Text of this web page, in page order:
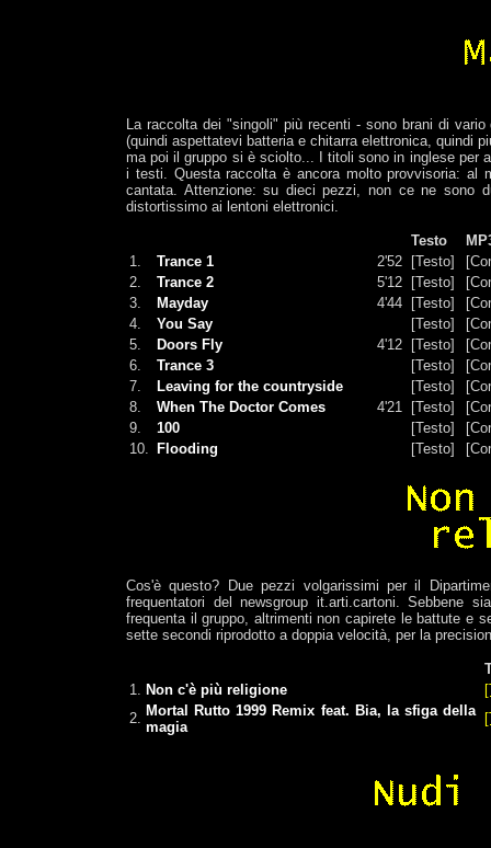
La raccolta dei "singoli" più recenti - sono brani di
(quindi aspettatevi batteria e chitarra elettronica, quindi
ma poi il gruppo si è sciolto... I titoli sono in inglese per
i testi. Questa raccolta è ancora molto provvisoria: al
cantata. Attenzione: su dieci pezzi, non ce ne sono
distortissimo ai lentoni elettronici.
Testo
1.
Trance 1 2'52 [Testo]
2.
Trance 2 5'12 [Testo]
3.
Mayday 4'44 [Testo]
4.
You Say [Testo]
5.
Doors Fly 4'12 [Testo]
6.
Trance 3 [Testo]
7.
Leaving for the countryside [Testo]
8.
When The Doctor Comes 4'21 [Testo]
9.
100 [Testo]
10.
Flooding [Testo]
Cos'è questo? Due pezzi volgarissimi per il
frequentatori del newsgroup it.arti.cartoni. Sebbene
frequenta il gruppo, altrimenti non capirete le battute e
sette secondi riprodotto a doppia velocità, per la
1. Non c'è più religione
2. Mortal Rutto 1999 Remix feat. Bia, la sfiga della
magia